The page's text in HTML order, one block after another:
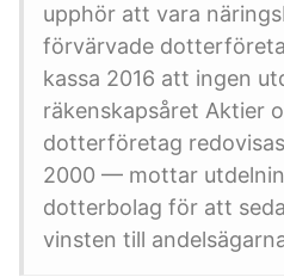
upphör att vara
förvärvade
kassa 2016 att ingen
räkenskapsåret Aktier
dotterföretag
2000 — mottar
dotterbolag för att
vinsten till